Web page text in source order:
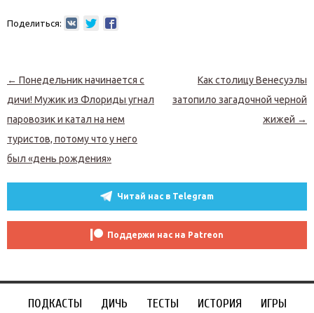
Поделиться:
Навигация по записям
← Понедельник начинается с
дичи! Мужик из Флориды угнал
паровозик и катал на нем
туристов, потому что у него
был «день рождения»
Как столицу Венесуэлы
затопило загадочной черной
жижей →
Читай нас в Telegram
Поддержи нас на Patreon
ПОДКАСТЫ ДИЧЬ ТЕСТЫ ИСТОРИЯ ИГРЫ